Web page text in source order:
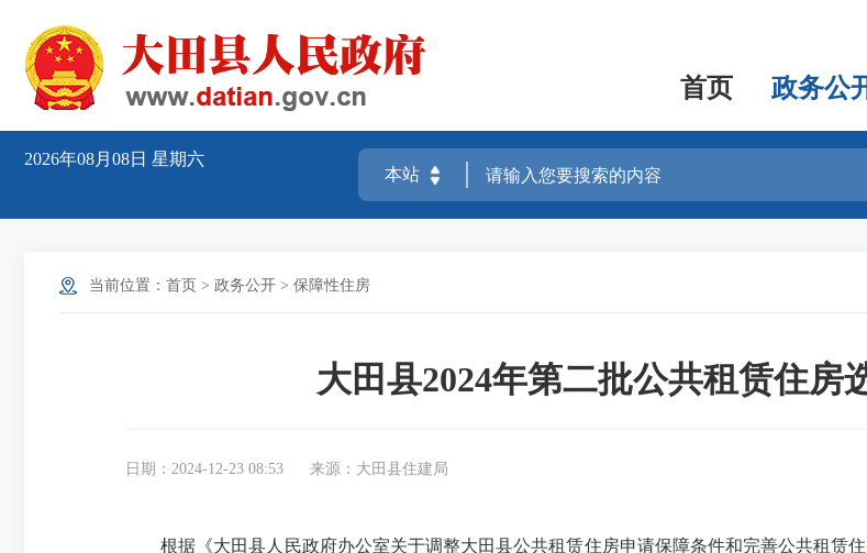
首页 政务公
2026年08月08日 星期六
当前位置： 首页 > 政务公开 > 保障性住房
大田县2024年第二批公共租赁住房
日期：2024-12-23 08:53 来源：大田县住建局
根据《大田县人民政府办公室关于调整大田县公共租赁住房申请保障条件和完善公共租赁